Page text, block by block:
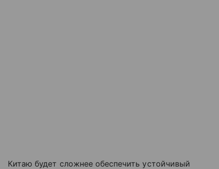
Китаю будет сложнее обеспечить устойчивый